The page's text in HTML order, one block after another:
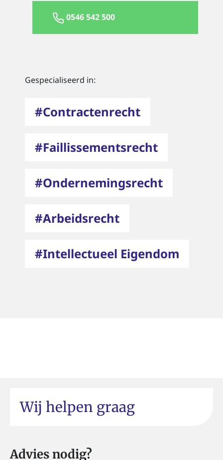
0546 542 500
Gespecialiseerd in:
#Contractenrecht
#Faillissementsrecht
#Ondernemingsrecht
#Arbeidsrecht
#Intellectueel Eigendom
Wij helpen graag
Advies nodig?